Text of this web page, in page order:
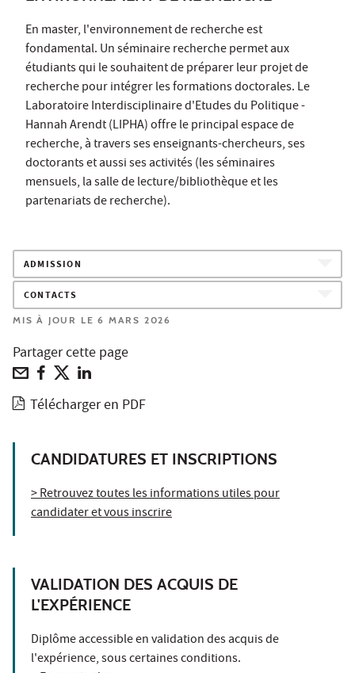
En master, l'environnement de recherche est
fondamental. Un séminaire recherche permet aux
étudiants qui le souhaitent de préparer leur projet de
recherche pour intégrer les formations doctorales. Le
Laboratoire Interdisciplinaire d'Etudes du Politique -
Hannah Arendt (LIPHA) offre le principal espace de
recherche, à travers ses enseignants-chercheurs, ses
doctorants et aussi ses activités (les séminaires
mensuels, la salle de lecture/bibliothèque et les
partenariats de recherche).
ADMISSION
CONTACTS
MIS À JOUR LE 6 MARS 2026
Partager cette page
Télécharger en PDF
CANDIDATURES ET INSCRIPTIONS
> Retrouvez toutes les informations utiles pour
candidater et vous inscrire
VALIDATION DES ACQUIS DE
L'EXPÉRIENCE
Diplôme accessible en validation des acquis de
l'expérience, sous certaines conditions.